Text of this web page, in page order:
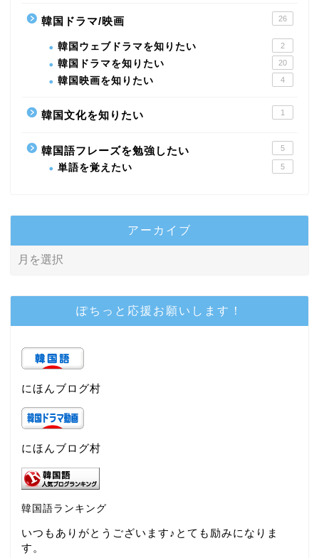
韓国ドラマ/映画 26
韓国ウェブドラマを知りたい 2
韓国ドラマを知りたい 20
韓国映画を知りたい 4
韓国文化を知りたい 1
韓国語フレーズを勉強したい 5
単語を覚えたい 5
アーカイブ
ぽちっと応援お願いします！
にほんブログ村
にほんブログ村
韓国語ランキング
いつもありがとうございます♪とても励みになりま
す。